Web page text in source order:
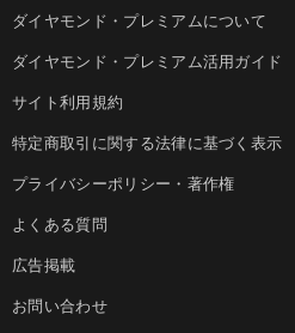
ダイヤモンド・プレミアムについて
ダイヤモンド・プレミアム活用ガイド
サイト利用規約
特定商取引に関する法律に基づく表示
プライバシーポリシー・著作権
よくある質問
広告掲載
お問い合わせ